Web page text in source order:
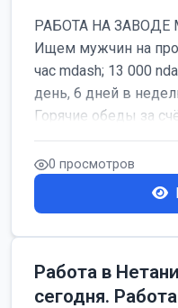
РАБОТА НА ЗАВОДЕ
Ищем мужчин на
час mdash; 13 000
день, 6 дней в
Горячие обеды за
0 просмотров
Работа в
сегодня.